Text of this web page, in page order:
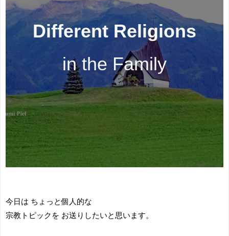
Different Religions
in the Family
今日は ちょっと個人的な
宗教トピックを お送りしたいと思います。